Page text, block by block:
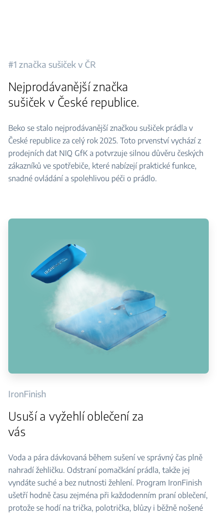
#1 značka sušiček v ČR
Nejprodávanější značka
sušiček v České republice.
Beko se stalo nejprodávanější značkou sušiček prádla v
České republice za celý rok 2025. Toto prvenství vychází z
prodejních dat NIQ GfK a potvrzuje silnou důvěru českých
zákazníků ve spotřebiče, které nabízejí praktické funkce,
snadné ovládání a spolehlivou péči o prádlo.
IronFinish
Usuší a vyžehlí oblečení za
vás
Voda a pára dávkovaná během sušení ve správný čas plně
nahradí žehličku. Odstraní pomačkání prádla, takže jej
vyndáte suché a bez nutnosti žehlení. Program IronFinish
ušetří hodně času zejména při každodenním praní oblečení,
protože se hodí na trička, polotrička, blůzy i běžně nošené